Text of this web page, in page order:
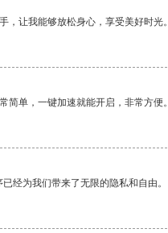
，让我能够放松身心，享受美好时光。
简单，一键加速就能开启，非常方便。
经为我们带来了无限的隐私和自由。